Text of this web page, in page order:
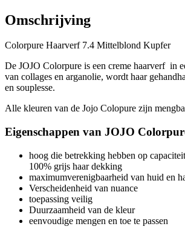
Omschrijving
Colorpure Haarverf 7.4 Mittelblond Kupfer
De JOJO Colorpure is een creme haarverf in
van collages en arganolie, wordt haar
en souplesse.
Alle kleuren van de Jojo Colopure zijn
Eigenschappen van JOJO
hoog die betrekking hebben op
100% grijs haar dekking
maximumverenigbaarheid van huid en
Verscheidenheid van nuance
toepassing veilig
Duurzaamheid van de kleur
eenvoudige mengen en toe te passen